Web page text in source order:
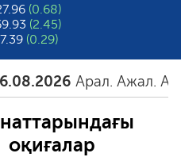
(0.68)
(2.45)
(0.29)
Арал. Ажал. Айғақ